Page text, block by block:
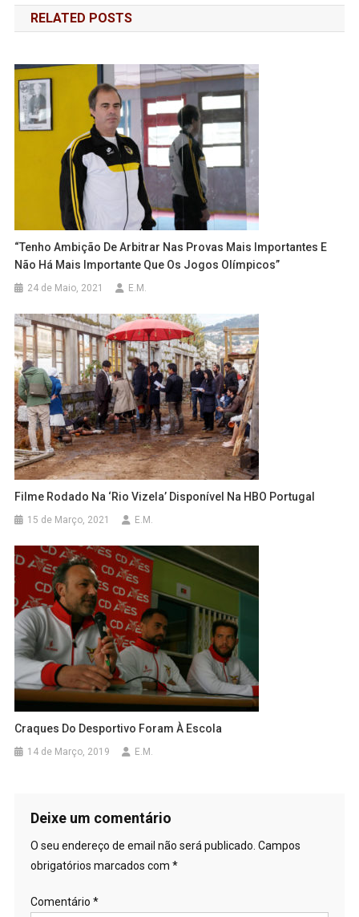
artigos
RELATED POSTS
“Tenho Ambição De Arbitrar Nas Provas Mais Importantes E
Não Há Mais Importante Que Os Jogos Olímpicos”
24 de Maio, 2021 E.M.
Filme Rodado Na ‘Rio Vizela’ Disponível Na HBO Portugal
15 de Março, 2021 E.M.
Craques Do Desportivo Foram À Escola
14 de Março, 2019 E.M.
Deixe um comentário
O seu endereço de email não será publicado. Campos
obrigatórios marcados com *
Comentário *